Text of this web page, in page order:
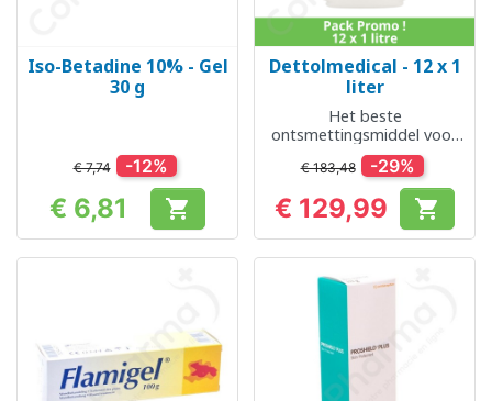
Iso-Betadine 10% - Gel
30 g
€ 7,74 -12%
Prijs
€ 6,81 
Dettolmedical - 12 x 1
liter
Het beste
ontsmettingsmiddel voor
thuis
€ 183,48 -29%
Prijs
€ 129,99 